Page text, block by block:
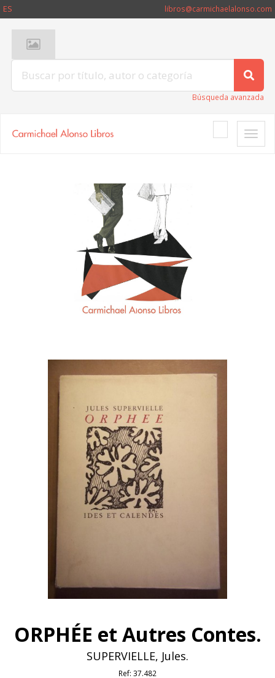
ES libros@carmichaelalonso.com
Búsqueda avanzada
Toggle
ORPHÉE et Autres Contes.
SUPERVIELLE, Jules.
Ref: 37.482